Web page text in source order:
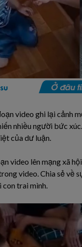
video ghi lại cảnh
nhiều người bức
của dư luận.
video lên mạng xã
video. Chia sẻ về
con trai mình.